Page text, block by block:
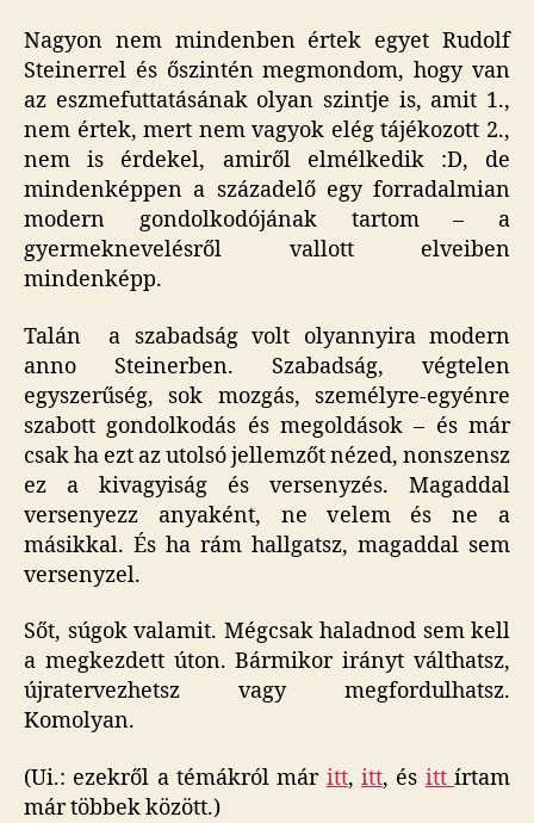
Nagyon nem mindenben értek egyet Rudolf
Steinerrel és őszintén megmondom, hogy van
az eszmefuttatásának olyan szintje is, amit 1.,
nem értek, mert nem vagyok elég tájékozott 2.,
nem is érdekel, amiről elmélkedik :D, de
mindenképpen a századelő egy forradalmian
modern gondolkodójának tartom – a
gyermeknevelésről vallott elveiben
mindenképp.
Talán a szabadság volt olyannyira modern
anno Steinerben. Szabadság, végtelen
egyszerűség, sok mozgás, személyre-egyénre
szabott gondolkodás és megoldások – és már
csak ha ezt az utolsó jellemzőt nézed, nonszensz
ez a kivagyiság és versenyzés. Magaddal
versenyezz anyaként, ne velem és ne a
másikkal. És ha rám hallgatsz, magaddal sem
versenyzel.
Sőt, súgok valamit. Mégcsak haladnod sem kell
a megkezdett úton. Bármikor irányt válthatsz,
újratervezhetsz vagy megfordulhatsz.
Komolyan.
(Ui.: ezekről a témákról már itt,itt, és ittírtam
már többek között.)